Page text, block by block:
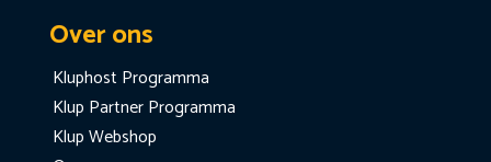
Over ons
Kluphost Programma
Klup Partner Programma
Klup Webshop